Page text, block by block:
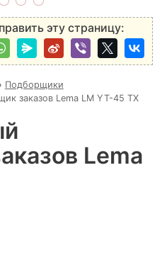
эту страницу:
› Подборщики
заказов Lema LM YT-45 TX
Lema